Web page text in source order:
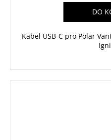
DO
Kabel USB-C pro Polar